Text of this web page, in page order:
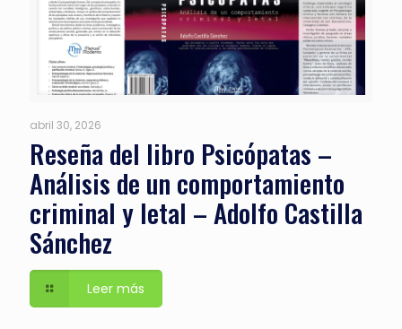
abril 30, 2026
Reseña del libro Psicópatas –
Análisis de un comportamiento
criminal y letal – Adolfo Castilla
Sánchez
Leer más